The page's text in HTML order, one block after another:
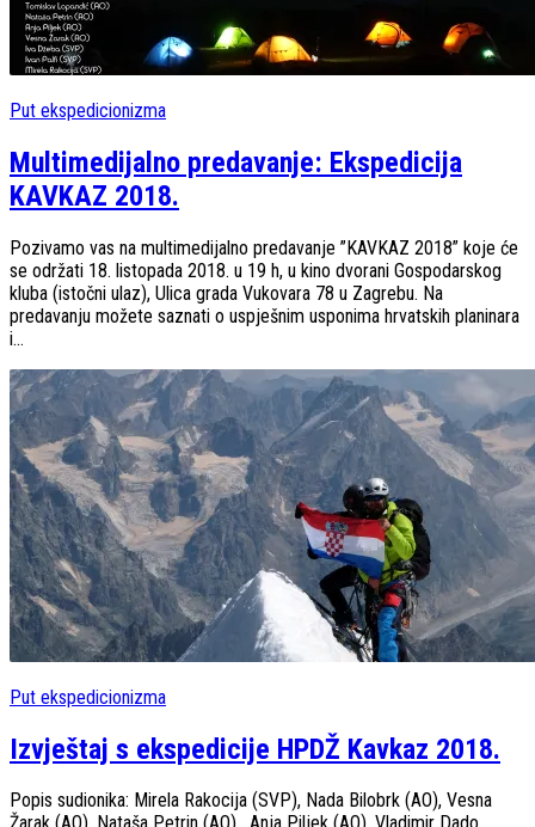
Put ekspedicionizma
Multimedijalno predavanje: Ekspedicija
KAVKAZ 2018.
Pozivamo vas na multimedijalno predavanje ”KAVKAZ 2018” koje će
se održati 18. listopada 2018. u 19 h, u kino dvorani Gospodarskog
kluba (istočni ulaz), Ulica grada Vukovara 78 u Zagrebu. Na
predavanju možete saznati o uspješnim usponima hrvatskih planinara
i...
Put ekspedicionizma
Izvještaj s ekspedicije HPDŽ Kavkaz 2018.
Popis sudionika: Mirela Rakocija (SVP), Nada Bilobrk (AO), Vesna